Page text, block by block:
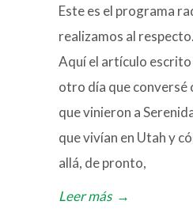
Este es el programa
realizamos al
Aquí el artículo escrito
otro día que conversé
que vinieron a
que vivían en Utah y
allá, de pronto,
Leer más →